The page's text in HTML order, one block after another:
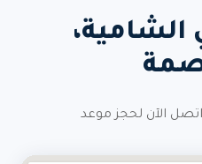
الآن لحجز موعد